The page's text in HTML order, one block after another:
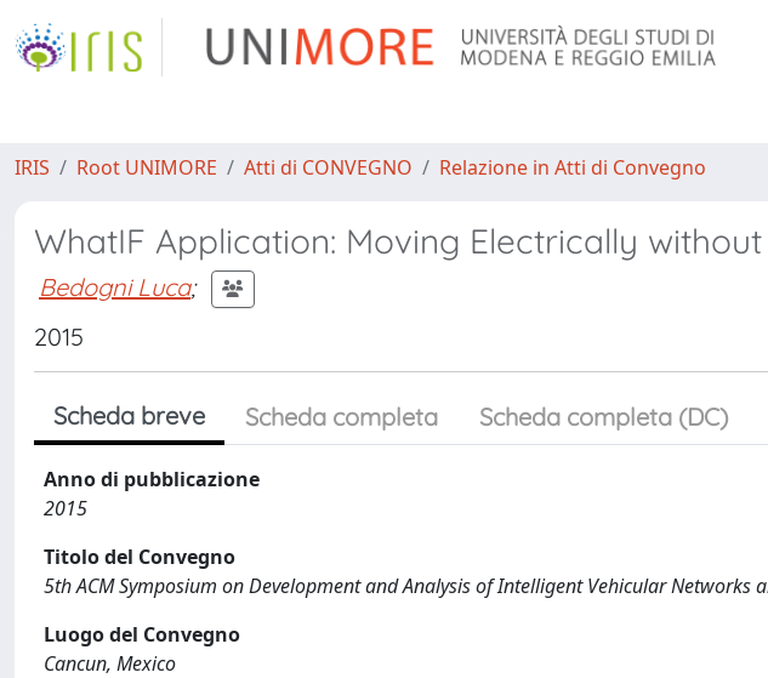
IRIS Root UNIMORE Atti di CONVEGNO Relazione in Atti di Convegno
WhatIF Application: Moving Electrically
Bedogni Luca;
2015
Scheda breve Scheda completa Scheda completa (DC)
Anno di pubblicazione
2015
Titolo del Convegno
5th ACM Symposium on Development and Analysis of Intelligent Vehicular Networks
Luogo del Convegno
Cancun, Mexico